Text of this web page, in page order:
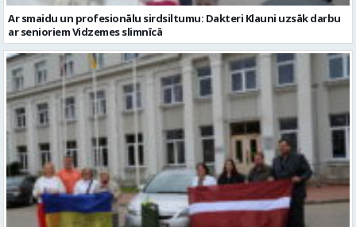
No Valmieras uz Ukrainu ceļā dodas vēl viena humānās palīdzības
automašīna